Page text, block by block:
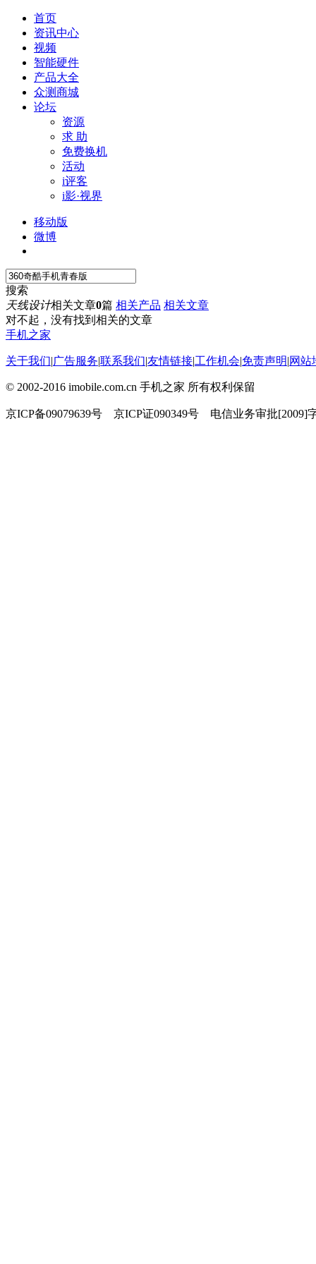
首页
资讯中心
视频
智能硬件
产品大全
众测商城
论坛
资源
求 助
免费换机
活动
i评客
i影·视界
移动版
微博
搜索
天线设计相关文章0篇 相关产品 相关文章
对不起，没有找到相关的文章
手机之家
关于我们|广告服务|联系我们|友情链接|工作机会|免责声明|网站
© 2002-2016 imobile.com.cn 手机之家 所有权利保留
京ICP备09079639号 京ICP证090349号 电信业务审批[2009]